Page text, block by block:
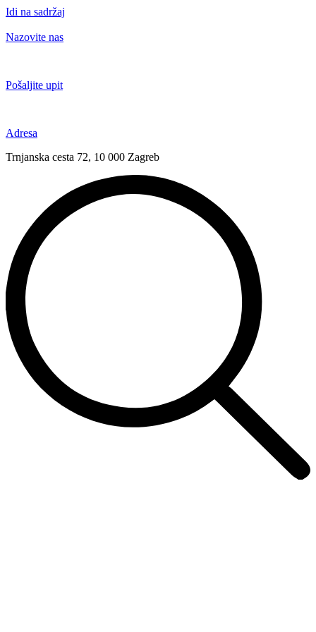
Idi na sadržaj
Nazovite nas
Pošaljite upit
Adresa
Trnjanska cesta 72, 10 000 Zagreb